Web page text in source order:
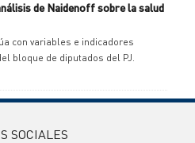
de Naidenoff sobre la salud
con variables e indicadores
bloque de diputados del PJ.
SOCIALES